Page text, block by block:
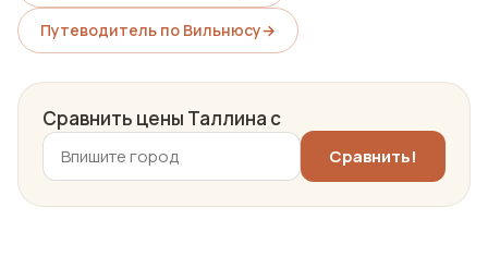
Путеводитель по Вильнюсу→
Сравнить цены Таллина с